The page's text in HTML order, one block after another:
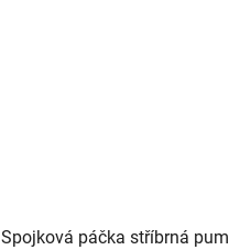
Spojková páčka stříbrná pumpa